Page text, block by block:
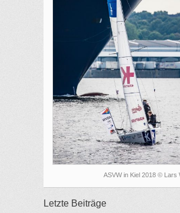
ASVW in Kiel 2018 © Lars
Letzte Beiträge